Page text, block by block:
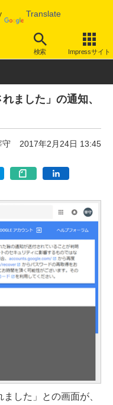
Translate
検索 Impressサイト
サービス クラウド
ました」の通知、
守 2017年2月24日 13:45
した」との画面が、